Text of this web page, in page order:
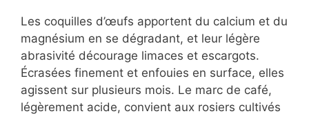
Les coquilles d’œufs apportent du calcium et du
magnésium en se dégradant, et leur légère
abrasivité décourage limaces et escargots.
Écrasées finement et enfouies en surface, elles
agissent sur plusieurs mois. Le marc de café,
légèrement acide, convient aux rosiers cultivés